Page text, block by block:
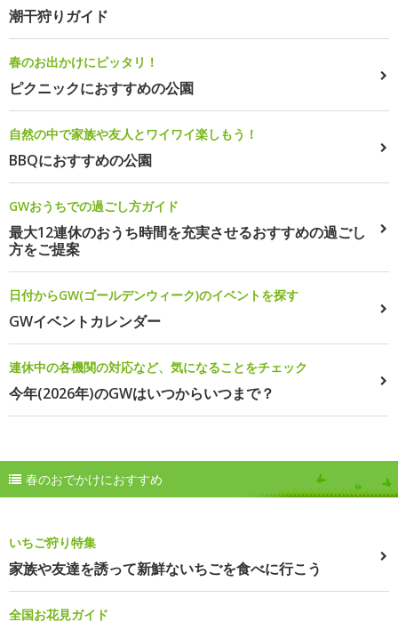
潮干狩りガイド
春のお出かけにピッタリ！
ピクニックにおすすめの公園
自然の中で家族や友人とワイワイ楽しもう！
BBQにおすすめの公園
GWおうちでの過ごし方ガイド
最大12連休のおうち時間を充実させるおすすめの過ごし
方をご提案
日付からGW(ゴールデンウィーク)のイベントを探す
GWイベントカレンダー
連休中の各機関の対応など、気になることをチェック
今年(2026年)のGWはいつからいつまで？
春のおでかけにおすすめ
いちご狩り特集
家族や友達を誘って新鮮ないちごを食べに行こう
全国お花見ガイド